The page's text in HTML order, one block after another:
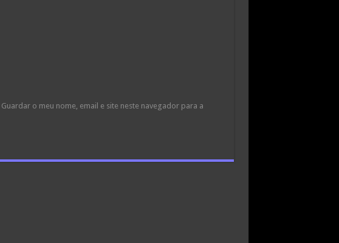
Guardar o meu nome, email e site neste navegador para a